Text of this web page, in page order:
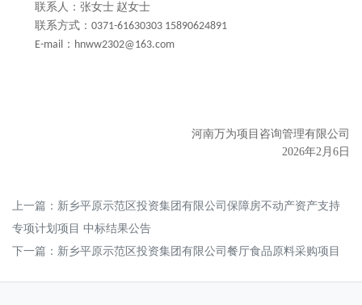
联系人：张女士 赵女士
联系方式： 0371-61630303 15890624891
E-mail ： hnww2302@163.com
河南万为项目咨询管理有限公司
2026年2月 6 日
上一篇： 新乡平原示范区投资集团有限公司保障房不动产资产支持
专项计划项目 中标结果公告
下一篇： 新乡平原示范区投资集团有限公司餐厅食品原料采购项目